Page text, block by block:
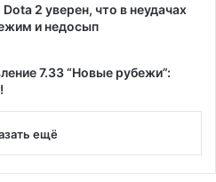
2 уверен, что в неудачах
и недосып
7.33 “Новые рубежи”:
ещё